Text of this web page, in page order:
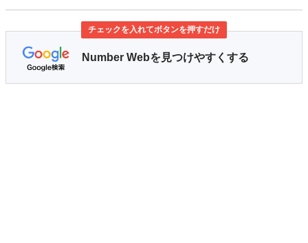
チェックを入れてボタンを押すだけ
Number Webを見つけやすくする